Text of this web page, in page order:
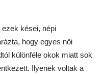
kései, népi
hogy egyes női
különféle okok miatt sok
Ilyenek voltak a